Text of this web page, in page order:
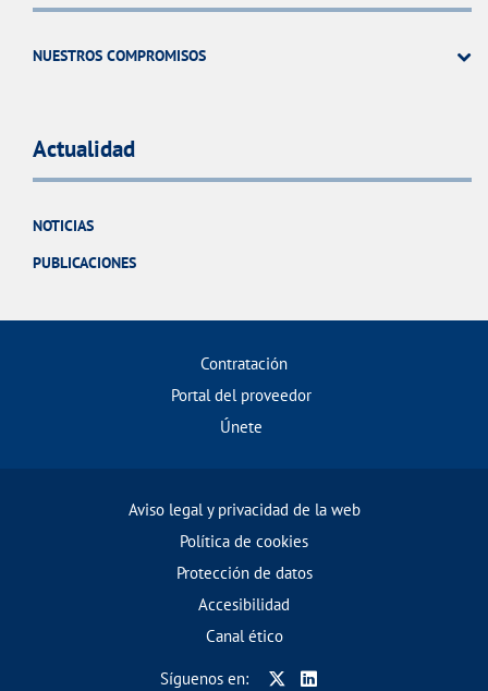
NUESTROS COMPROMISOS
Actualidad
NOTICIAS
PUBLICACIONES
Contratación
Portal del proveedor
Únete
Aviso legal y privacidad de la web
Política de cookies
Protección de datos
Accesibilidad
Canal ético
Síguenos en: